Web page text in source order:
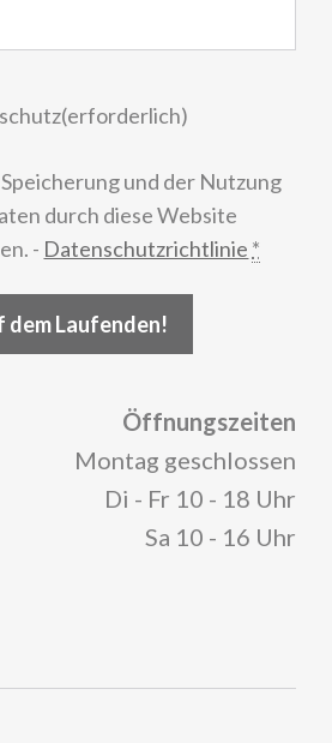
(erforderlich)
und der Nutzung
durch diese Website
- Datenschutzrichtlinie *
dem Laufenden!
Öffnungszeiten
Montag geschlossen
Di - Fr 10 - 18 Uhr
Sa 10 - 16 Uhr